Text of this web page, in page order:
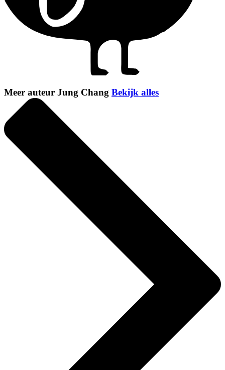
Meer auteur Jung Chang Bekijk alles